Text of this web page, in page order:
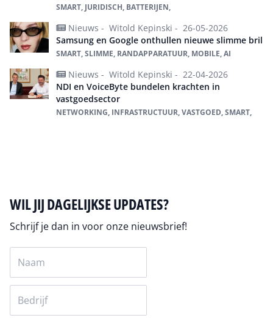
SMART, JURIDISCH, BATTERIJEN,
Nieuws - Witold Kepinski - 26-05-2026
Samsung en Google onthullen nieuwe slimme bril
SMART, SLIMME, RANDAPPARATUUR, MOBILE, AI
Nieuws - Witold Kepinski - 22-04-2026
NDI en VoiceByte bundelen krachten in
vastgoedsector
NETWORKING, INFRASTRUCTUUR, VASTGOED, SMART,
WIL JIJ DAGELIJKSE UPDATES?
Schrijf je dan in voor onze nieuwsbrief!